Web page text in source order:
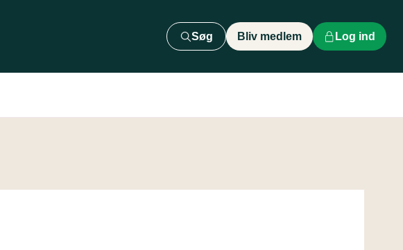
Søg Bliv medlem Log ind